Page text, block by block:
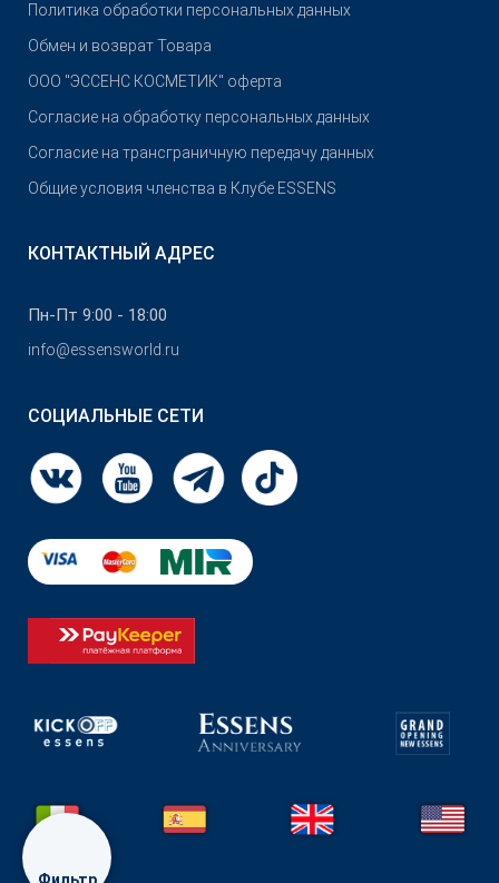
Политика обработки персональных данных
Обмен и возврат Товара
OOO "ЭССЕНС КОСМЕТИК" оферта
Согласие на обработку персональных данных
Согласие на трансграничную передачу данных
Общие условия членства в Клубе ESSENS
КОНТАКТНЫЙ АДРЕС
Пн-Пт 9:00 - 18:00
info@essensworld.ru
СОЦИАЛЬНЫЕ СЕТИ